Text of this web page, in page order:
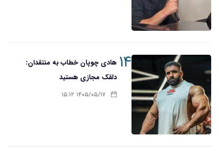
۱۴
هادی چوپان خطاب به منتقدان:
دلقک مجازی هستید
۱۴۰۵/۰۵/۱۷ ۱۵:۱۲